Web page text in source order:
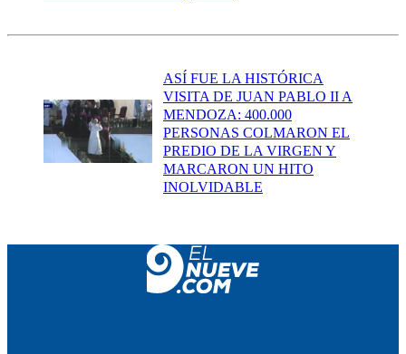
ASÍ FUE LA HISTÓRICA
VISITA DE JUAN PABLO II A
MENDOZA: 400.000
PERSONAS COLMARON EL
PREDIO DE LA VIRGEN Y
MARCARON UN HITO
INOLVIDABLE